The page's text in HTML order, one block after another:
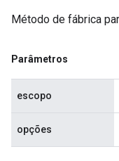
Método de fábrica
Parâmetros
escopo
opções